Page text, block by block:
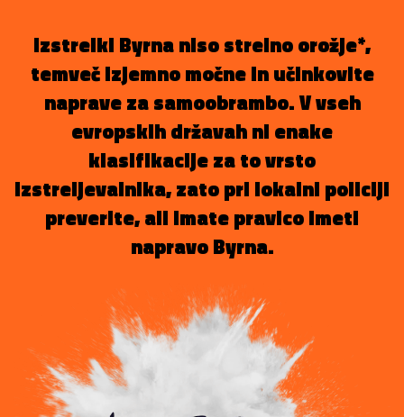
Izstrelki Byrna niso strelno orožje*,
temveč izjemno močne in učinkovite
naprave za samoobrambo. V vseh
evropskih državah ni enake
klasifikacije za to vrsto
izstreljevalnika, zato pri lokalni policiji
preverite, ali imate pravico imeti
napravo Byrna.